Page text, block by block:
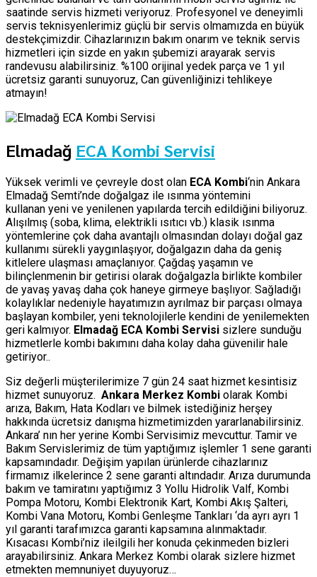
saatinde servis hizmeti veriyoruz. Profesyonel ve deneyimli
servis teknisyenlerimiz güçlü bir servis olmamızda en büyük
destekçimizdir. Cihazlarınızın bakım onarım ve teknik servis
hizmetleri için sizde en yakın şubemizi arayarak servis
randevusu alabilirsiniz. %100 orijinal yedek parça ve 1 yıl
ücretsiz garanti sunuyoruz, Can güvenliğinizi tehlikeye
atmayın!
Elmadağ ECA Kombi Servisi
Yüksek verimli ve çevreyle dost olan ECA Kombi‘nin Ankara
Elmadağ Semti’nde doğalgaz ile ısınma yöntemini
kullanan yeni ve yenilenen yapılarda tercih edildiğini biliyoruz.
Alışılmış (soba, klima, elektrikli ısıtıcı vb.) klasik ısınma
yöntemlerine çok daha avantajlı olmasından dolayı doğal gaz
kullanımı sürekli yaygınlaşıyor, doğalgazın daha da geniş
kitlelere ulaşması amaçlanıyor. Çağdaş yaşamın ve
bilinçlenmenin bir getirisi olarak doğalgazla birlikte kombiler
de yavaş yavaş daha çok haneye girmeye başlıyor. Sağladığı
kolaylıklar nedeniyle hayatımızın ayrılmaz bir parçası olmaya
başlayan kombiler, yeni teknolojilerle kendini de yenilemekten
geri kalmıyor. Elmadağ ECA Kombi Servisi sizlere sunduğu
hizmetlerle kombi bakımını daha kolay daha güvenilir hale
getiriyor..
Siz değerli müşterilerimize 7 gün 24 saat hizmet kesintisiz
hizmet sunuyoruz. Ankara Merkez Kombi olarak Kombi
arıza, Bakım, Hata Kodları ve bilmek istediğiniz herşey
hakkında ücretsiz danışma hizmetimizden yararlanabilirsiniz.
Ankara’ nın her yerine Kombi Servisimiz mevcuttur. Tamir ve
Bakım Servislerimiz de tüm yaptığımız işlemler 1 sene garanti
kapsamındadır. Değişim yapılan ürünlerde cihazlarınız
firmamız ilkelerince 2 sene garanti altındadır. Arıza durumunda
bakım ve tamiratını yaptığımız 3 Yollu Hidrolik Valf, Kombi
Pompa Motoru, Kombi Elektronik Kart, Kombi Akış Şalteri,
Kombi Vana Motoru, Kombi Genleşme Tankları ‘da ayrı ayrı 1
yıl garanti tarafımızca garanti kapsamına alınmaktadır.
Kısacası Kombi’niz ileilgili her konuda çekinmeden bizleri
arayabilirsiniz. Ankara Merkez Kombi olarak sizlere hizmet
etmekten memnuniyet duyuyoruz…